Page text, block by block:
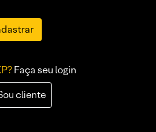
Faça seu login
cliente